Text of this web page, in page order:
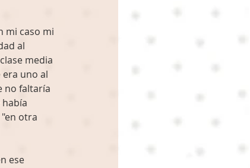
mi caso mi
al
media
era uno al
no faltaría
otra
ese